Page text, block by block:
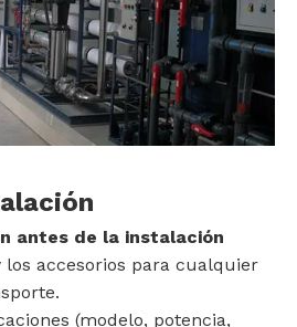
antes de la instalación
accesorios para cualquier
(modelo, potencia,